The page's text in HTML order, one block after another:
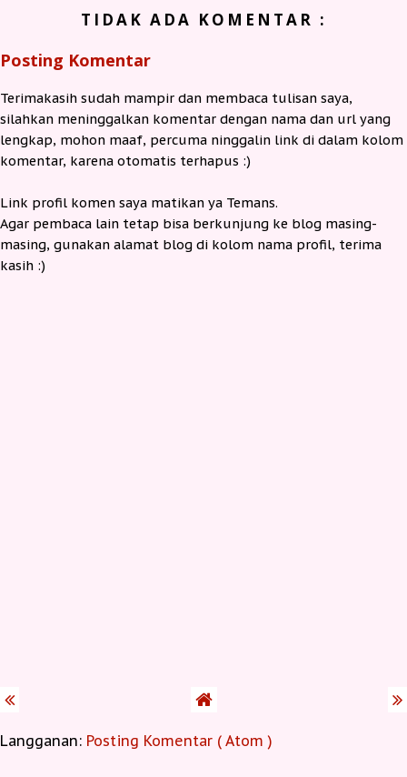
TIDAK ADA KOMENTAR :
Posting Komentar
Terimakasih sudah mampir dan membaca tulisan saya,
silahkan meninggalkan komentar dengan nama dan url yang
lengkap, mohon maaf, percuma ninggalin link di dalam kolom
komentar, karena otomatis terhapus :)
Link profil komen saya matikan ya Temans.
Agar pembaca lain tetap bisa berkunjung ke blog masing-
masing, gunakan alamat blog di kolom nama profil, terima
kasih :)
Langganan: Posting Komentar ( Atom )